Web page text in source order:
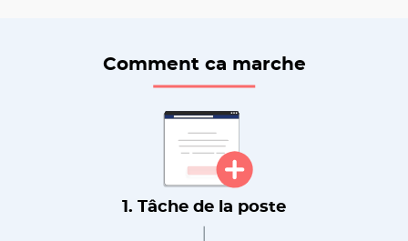
Comment ca marche
1. Tâche de la poste